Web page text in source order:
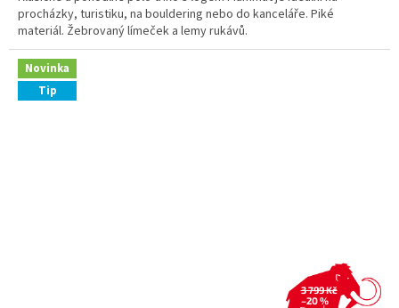
procházky, turistiku, na bouldering nebo do kanceláře. Piké
materiál. Žebrovaný límeček a lemy rukávů.
Novinka
Tip
3 799 Kč
–20 %